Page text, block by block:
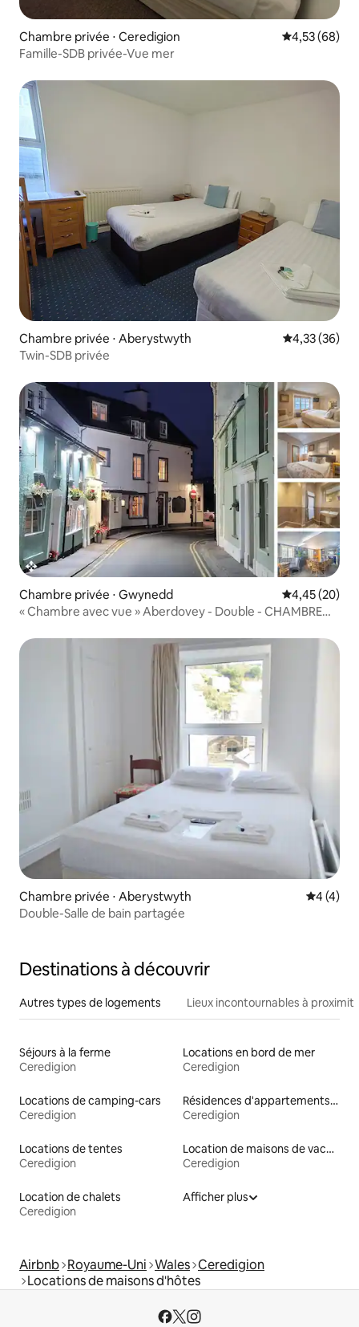
Chambre privée ⋅ Ceredigion Évaluation
4,53 (68)
Famille-SDB privée-Vue mer
Chambre privée ⋅ Aberystwyth Évaluation
4,33 (36)
Twin-SDB privée
Chambre privée ⋅ Gwynedd Évaluation
4,45 (20)
« Chambre avec vue » Aberdovey - Double - CHAMBRE
Chambre privée ⋅ Aberystwyth
4 (4)
Double-Salle de bain partagée
Destinations à découvrir
Autres types de logements Lieux incontournables à
Séjours à la ferme
Ceredigion
Locations en bord de mer
Ceredigion
Locations de camping-cars
Ceredigion
Résidences d'appartements en location
Ceredigion
Locations de tentes
Ceredigion
Location de maisons de vacances
Ceredigion
Location de chalets
Ceredigion
Afficher plus
Airbnb Royaume-Uni Wales Ceredigion
Locations de maisons d'hôtes